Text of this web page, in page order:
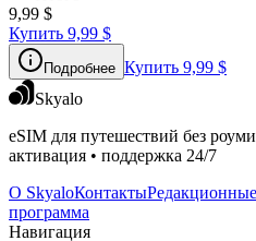
9,99 $
Купить 9,99 $
Подробнее Купить 9,99 $
Skyalo
eSIM для путешествий без
активация • поддержка 24/7
О SkyaloКонтакты
программа
Навигация